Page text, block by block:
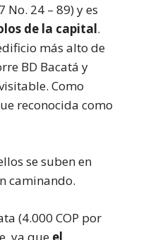
No. 24 – 89) y es
de la capital.
más alto de
BD Bacatá y
Como
reconocida como
se suben en
caminando.
(4.000 COP por
ya que el